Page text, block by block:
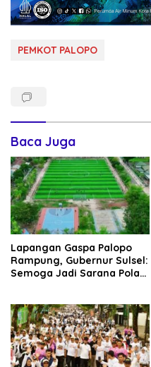
PEMKOT PALOPO
Baca Juga
Lapangan Gaspa Palopo
Rampung, Gubernur Sulsel:
Semoga Jadi Sarana Pola